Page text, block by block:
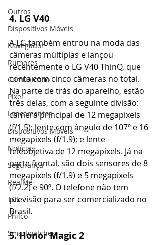
Outros
Dispositivos Móveis
Navegador
Rumores
Comunicado
Pixel
Lançamentos
Dispositivos Móveis
Notícias
Segurança
RealMe
TCL
Philco
Smartwatches
4. LG V40
A LG também entrou na moda das
câmeras múltiplas e lançou
recentemente o LG V40 ThinQ, que
conta com cinco câmeras no total.
Na parte de trás do aparelho, estão
três delas, com a seguinte divisão:
câmera principal de 12 megapixels
(f/1.5); lente com ângulo de 107º e 16
megapixels (f/1.9); e lente
teleobjetiva de 12 megapixels. Já na
parte frontal, são dois sensores de 8
megapixels (f/1.9) e 5 megapixels
(f/2.2) e 90º. O telefone não tem
previsão para ser comercializado no
Brasil.
5. Honor Magic 2